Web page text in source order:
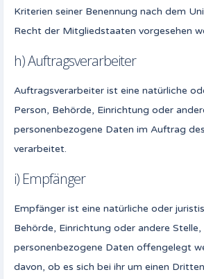
Kriterien seiner Benennung nach dem
Recht der Mitgliedstaaten vorgesehen
h) Auftragsverarbeiter
Auftragsverarbeiter ist eine natürliche
Person, Behörde, Einrichtung oder
personenbezogene Daten im Auftrag
verarbeitet.
i) Empfänger
Empfänger ist eine natürliche oder
Behörde, Einrichtung oder andere Stelle,
personenbezogene Daten offengelegt
davon, ob es sich bei ihr um einen